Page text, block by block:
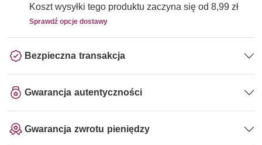
Koszt wysyłki tego produktu zaczyna się od 8,99 zł
Sprawdź opcje dostawy
Bezpieczna transakcja
Gwarancja autentyczności
Gwarancja zwrotu pieniędzy